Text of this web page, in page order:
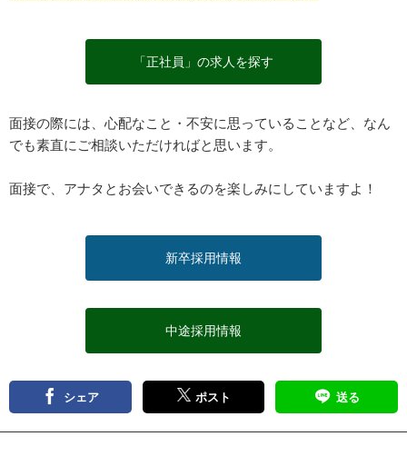
「正社員」の求人を探す
面接の際には、心配なこと・不安に思っていることなど、なん
でも素直にご相談いただければと思います。
面接で、アナタとお会いできるのを楽しみにしていますよ！
新卒採用情報
中途採用情報
シェア ポスト 送る